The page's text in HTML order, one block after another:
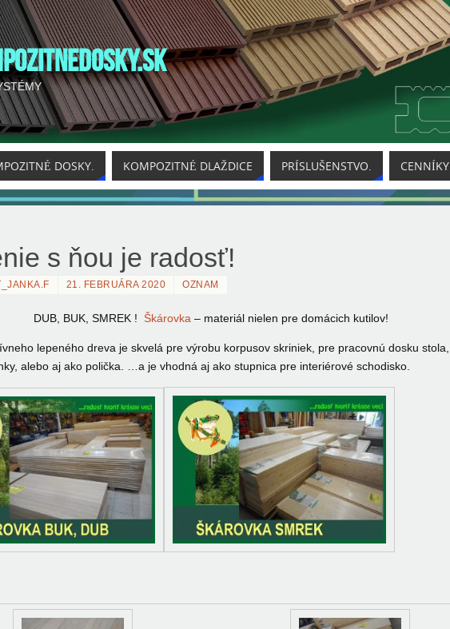
DOSKY. KOMPOZITNÉ DLAŽDICE PRÍSLUŠENSTVO. CENNÍKY
s ňou je radosť!
21. FEBRUÁRA 2020 OZNAM
DUB, BUK, SMREK ! Škárovka – materiál nielen pre domácich kutilov!
lepeného dreva je skvelá pre výrobu korpusov skriniek, pre pracovnú dosku stola,
alebo aj ako polička. …a je vhodná aj ako stupnica pre interiérové schodisko.